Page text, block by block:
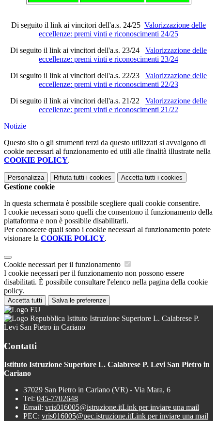
Di seguito il link ai vincitori dell'a.s. 24/25 Valorizzazione delle
eccellenze: premi vinti e riconoscimenti 24/25
Di seguito il link ai vincitori dell'a.s. 23/24 Valorizzazione delle
eccellenze: premi vinti e riconoscimenti 23/24
Di seguito il link ai vincitori dell'a.s. 22/23 Valorizzazione delle
eccellenze: premi vinti e riconoscimenti 22/23
Di seguito il link ai vincitori dell'a.s. 21/22 Valorizzazione delle
eccellenze: premi vinti e riconoscimenti 21/22
Notizie
Questo sito o gli strumenti terzi da questo utilizzati si avvalgono di
cookie necessari al funzionamento ed utili alle finalità illustrate nella
COOKIE POLICY.
Personalizza Rifiuta tutti i cookies Accetta tutti i cookies
Gestione cookie
In questa schermata è possibile scegliere quali cookie consentire.
I cookie necessari sono quelli che consentono il funzionamento della
piattaforma e non è possibile disabilitarli.
Per conoscere quali sono i cookie necessari al funzionamento potete
visionare la COOKIE POLICY.
Cookie necessari per il funzionamento
I cookie necessari per il funzionamento non possono essere
disabilitati. È possibile consultare l'elenco nella pagina della cookie
policy.
Accetta tutti Salva le preferenze
Istituto Istruzione Superiore L. Calabrese P.
Levi San Pietro in Cariano
Contatti
Istituto Istruzione Superiore L. Calabrese P. Levi San Pietro in
Cariano
37029 San Pietro in Cariano (VR) - Via Mara, 6
Tel: 045-7702648
Email: vris016005@istruzione.itLink per inviare una mail
PEC: vris016005@pec.istruzione.itLink per inviare una mail